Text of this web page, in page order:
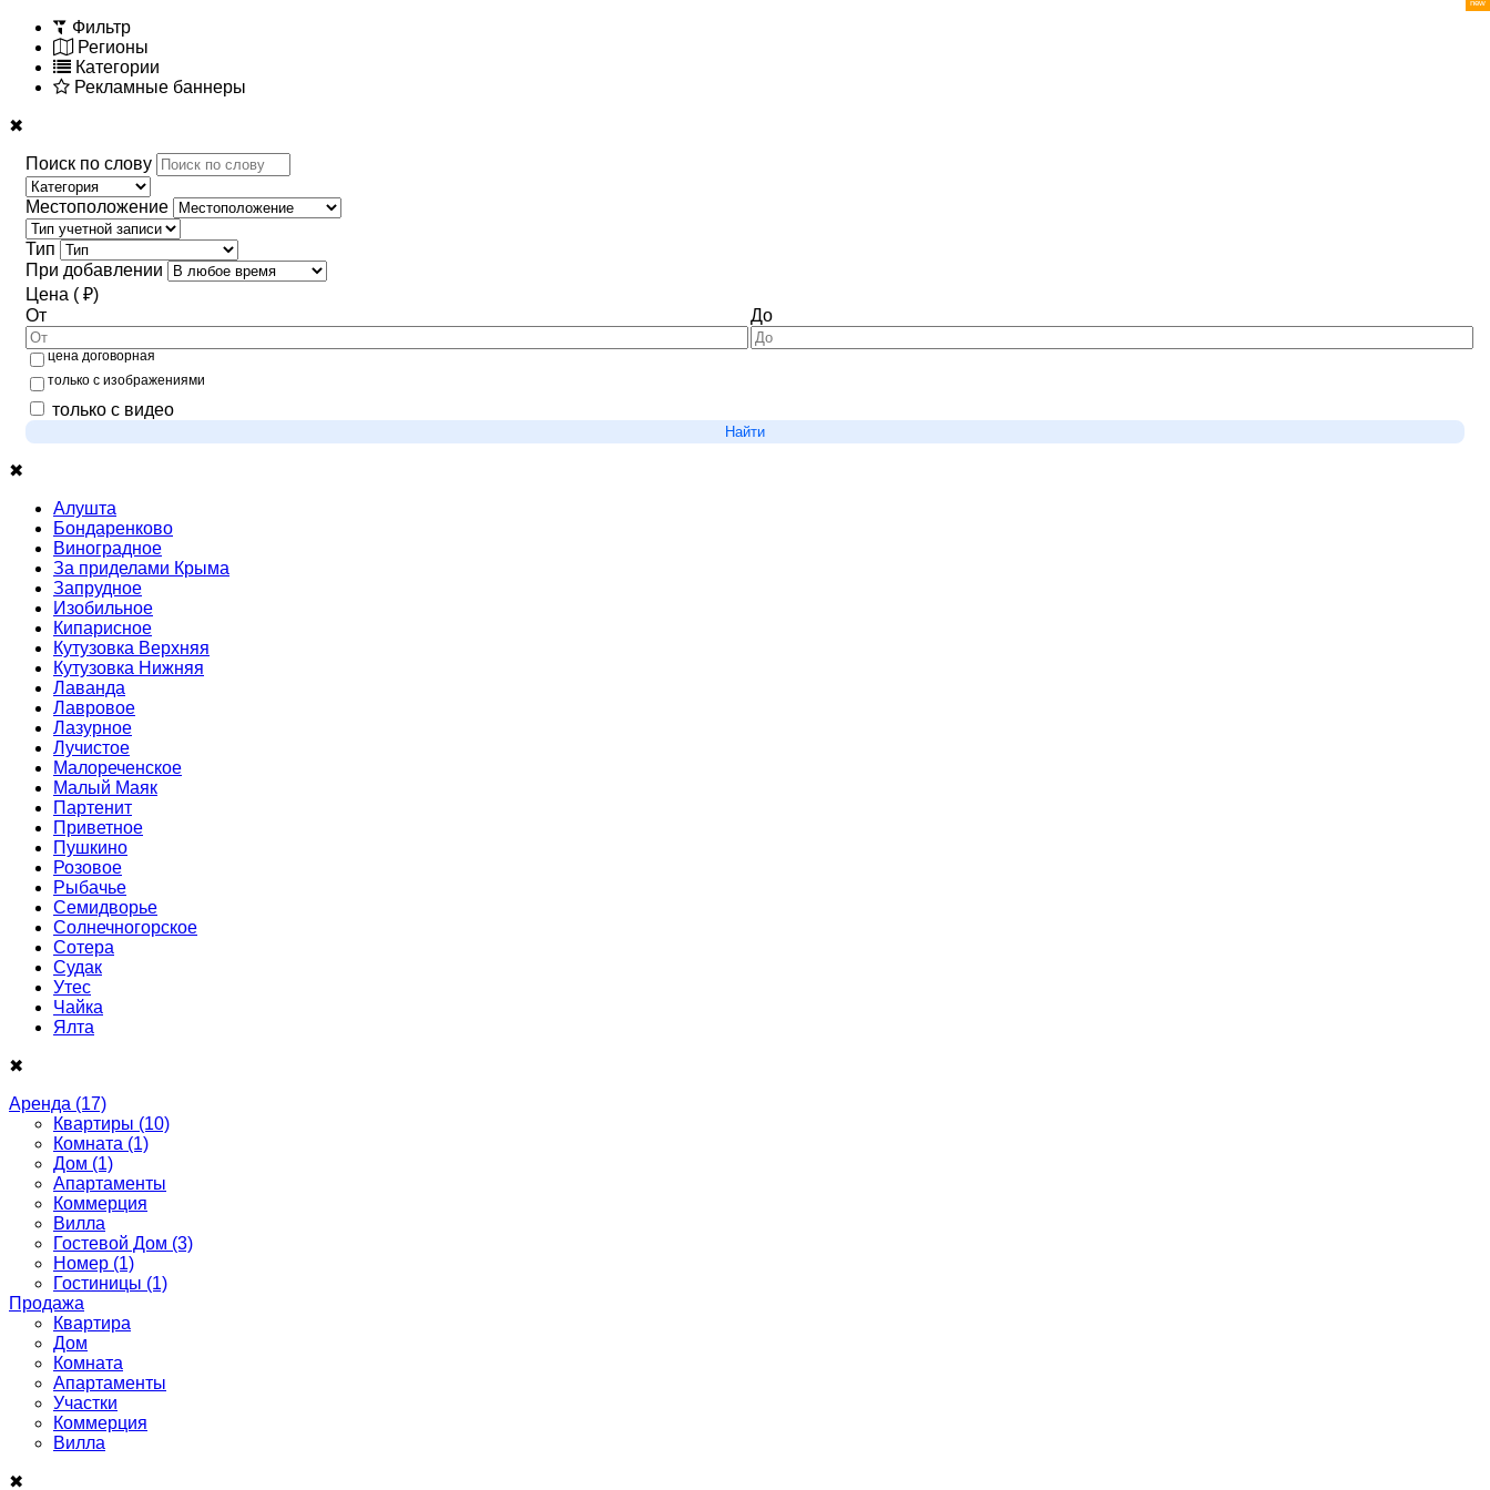
Фильтр
Регионы
Категории
Рекламные баннеры
✖
Поиск по слову
Местоположение
Тип
При добавлении
Цена ( ₽)
От
До
цена договорная
только с изображениями
только с видео
Найти
✖
Алушта
Бондаренково
Виноградное
За приделами Крыма
Запрудное
Изобильное
Кипарисное
Кутузовка Верхняя
Кутузовка Нижняя
Лаванда
Лавровое
Лазурное
Лучистое
Малореченское
Малый Маяк
Партенит
Приветное
Пушкино
Розовое
Рыбачье
Семидворье
Солнечногорское
Сотера
Судак
Утес
Чайка
Ялта
✖
Аренда (17)
Квартиры (10)
Комната (1)
Дом (1)
Апартаменты
Коммерция
Вилла
Гостевой Дом (3)
Номер (1)
Гостиницы (1)
Продажа
Квартира
Дом
Комнатa
Апартаменты
Участки
Коммерция
Виллa
✖